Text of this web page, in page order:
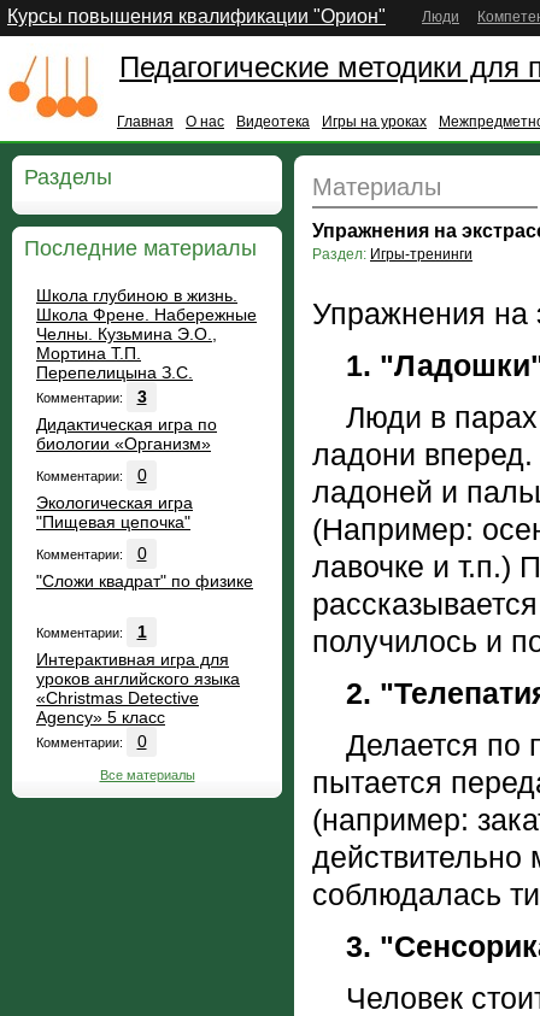
Курсы повышения квалификации "Орион" Люди
Педагогические методики для
Главная О нас Видеотека Игры на уроках
Разделы
Последние материалы
Школа глубиною в жизнь.
Школа Френе. Набережные
Челны. Кузьмина Э.О.,
Мортина Т.П.
Перепелицына З.С.
Комментарии:
3
Дидактическая игра по
биологии «Организм»
Комментарии:
0
Экологическая игра
"Пищевая цепочка"
Комментарии:
0
"Сложи квадрат" по физике
Комментарии:
1
Интерактивная игра для
уроков английского языка
«Christmas Detective
Agency» 5 класс
Комментарии: 0
Все материалы
Материалы
Упражнения на
Раздел: Игры-тренинги
Упражнения на
1.
Люди в парах.
ладони
ладоней и
(Hапример:
лавочке и т.п.)
получилось и
2.
Делается по
пытается
(например:
действительно
соблюдалась
3.
Человек